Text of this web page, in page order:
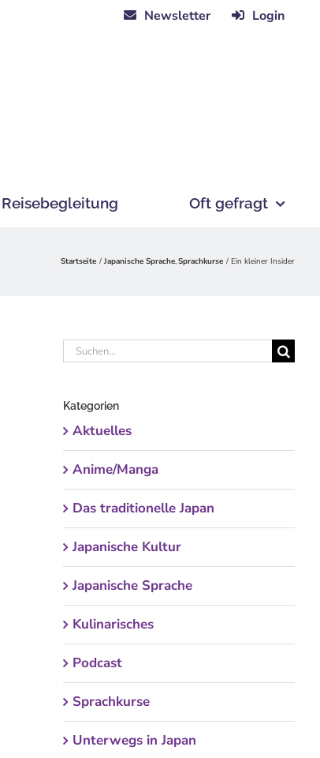
Newsletter Login
Reisebegleitung Oft gefragt
Startseite Japanische Sprache Sprachkurse Ein kleiner Insider
Suche
Kategorien
Aktuelles
Anime/Manga
Das traditionelle Japan
Japanische Kultur
Japanische Sprache
Kulinarisches
Podcast
Sprachkurse
Unterwegs in Japan